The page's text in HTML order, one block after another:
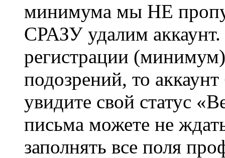
минимума мы НЕ
СРАЗУ удалим
регистрации
подозрений, то
увидите свой статус
письма можете не
заполнять все поля